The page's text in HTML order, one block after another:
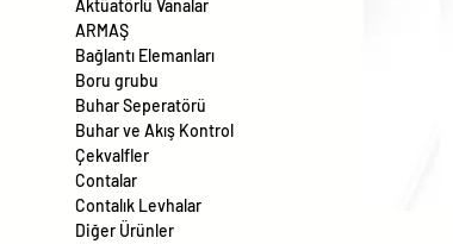
Aktüatörlü Vanalar
ARMAŞ
Bağlantı Elemanları
Boru grubu
Buhar Seperatörü
Buhar ve Akış Kontrol
Çekvalfler
Contalar
Contalık Levhalar
Diğer Ürünler